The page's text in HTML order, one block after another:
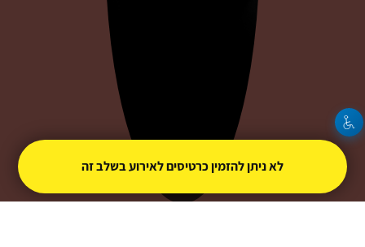
לא ניתן להזמין כרטיסים לאירוע בשלב זה